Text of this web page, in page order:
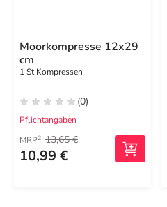
Moorkompresse 12x29
cm
1 St Kompressen
(0)
Pflichtangaben
MRP2 13,65 €
10,99 €